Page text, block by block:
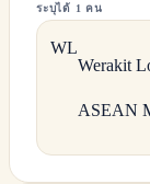
ระบุได้ 1 คน
WL
Werakit
ASEAN